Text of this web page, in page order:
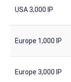
USA 3,000 IP
Europe 1,000 IP
Europe 3,000 IP